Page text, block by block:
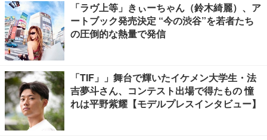
「ラヴ上等」きぃーちゃん（鈴木綺麗）、ア
ートブック発売決定 “今の渋谷”を若者たち
の圧倒的な熱量で発信
「TIF」」舞台で輝いたイケメン大学生・法
吉夢斗さん、コンテスト出場で得たもの 憧
れは平野紫耀【モデルプレスインタビュー】